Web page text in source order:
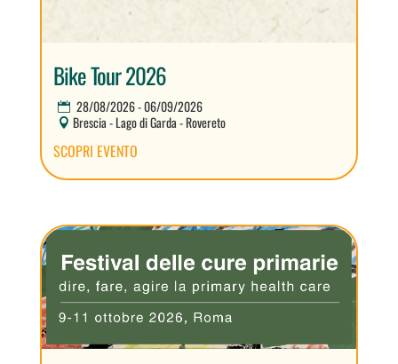
Bike Tour 2026
28/08/2026 - 06/09/2026
Brescia - Lago di Garda - Rovereto
SCOPRI EVENTO